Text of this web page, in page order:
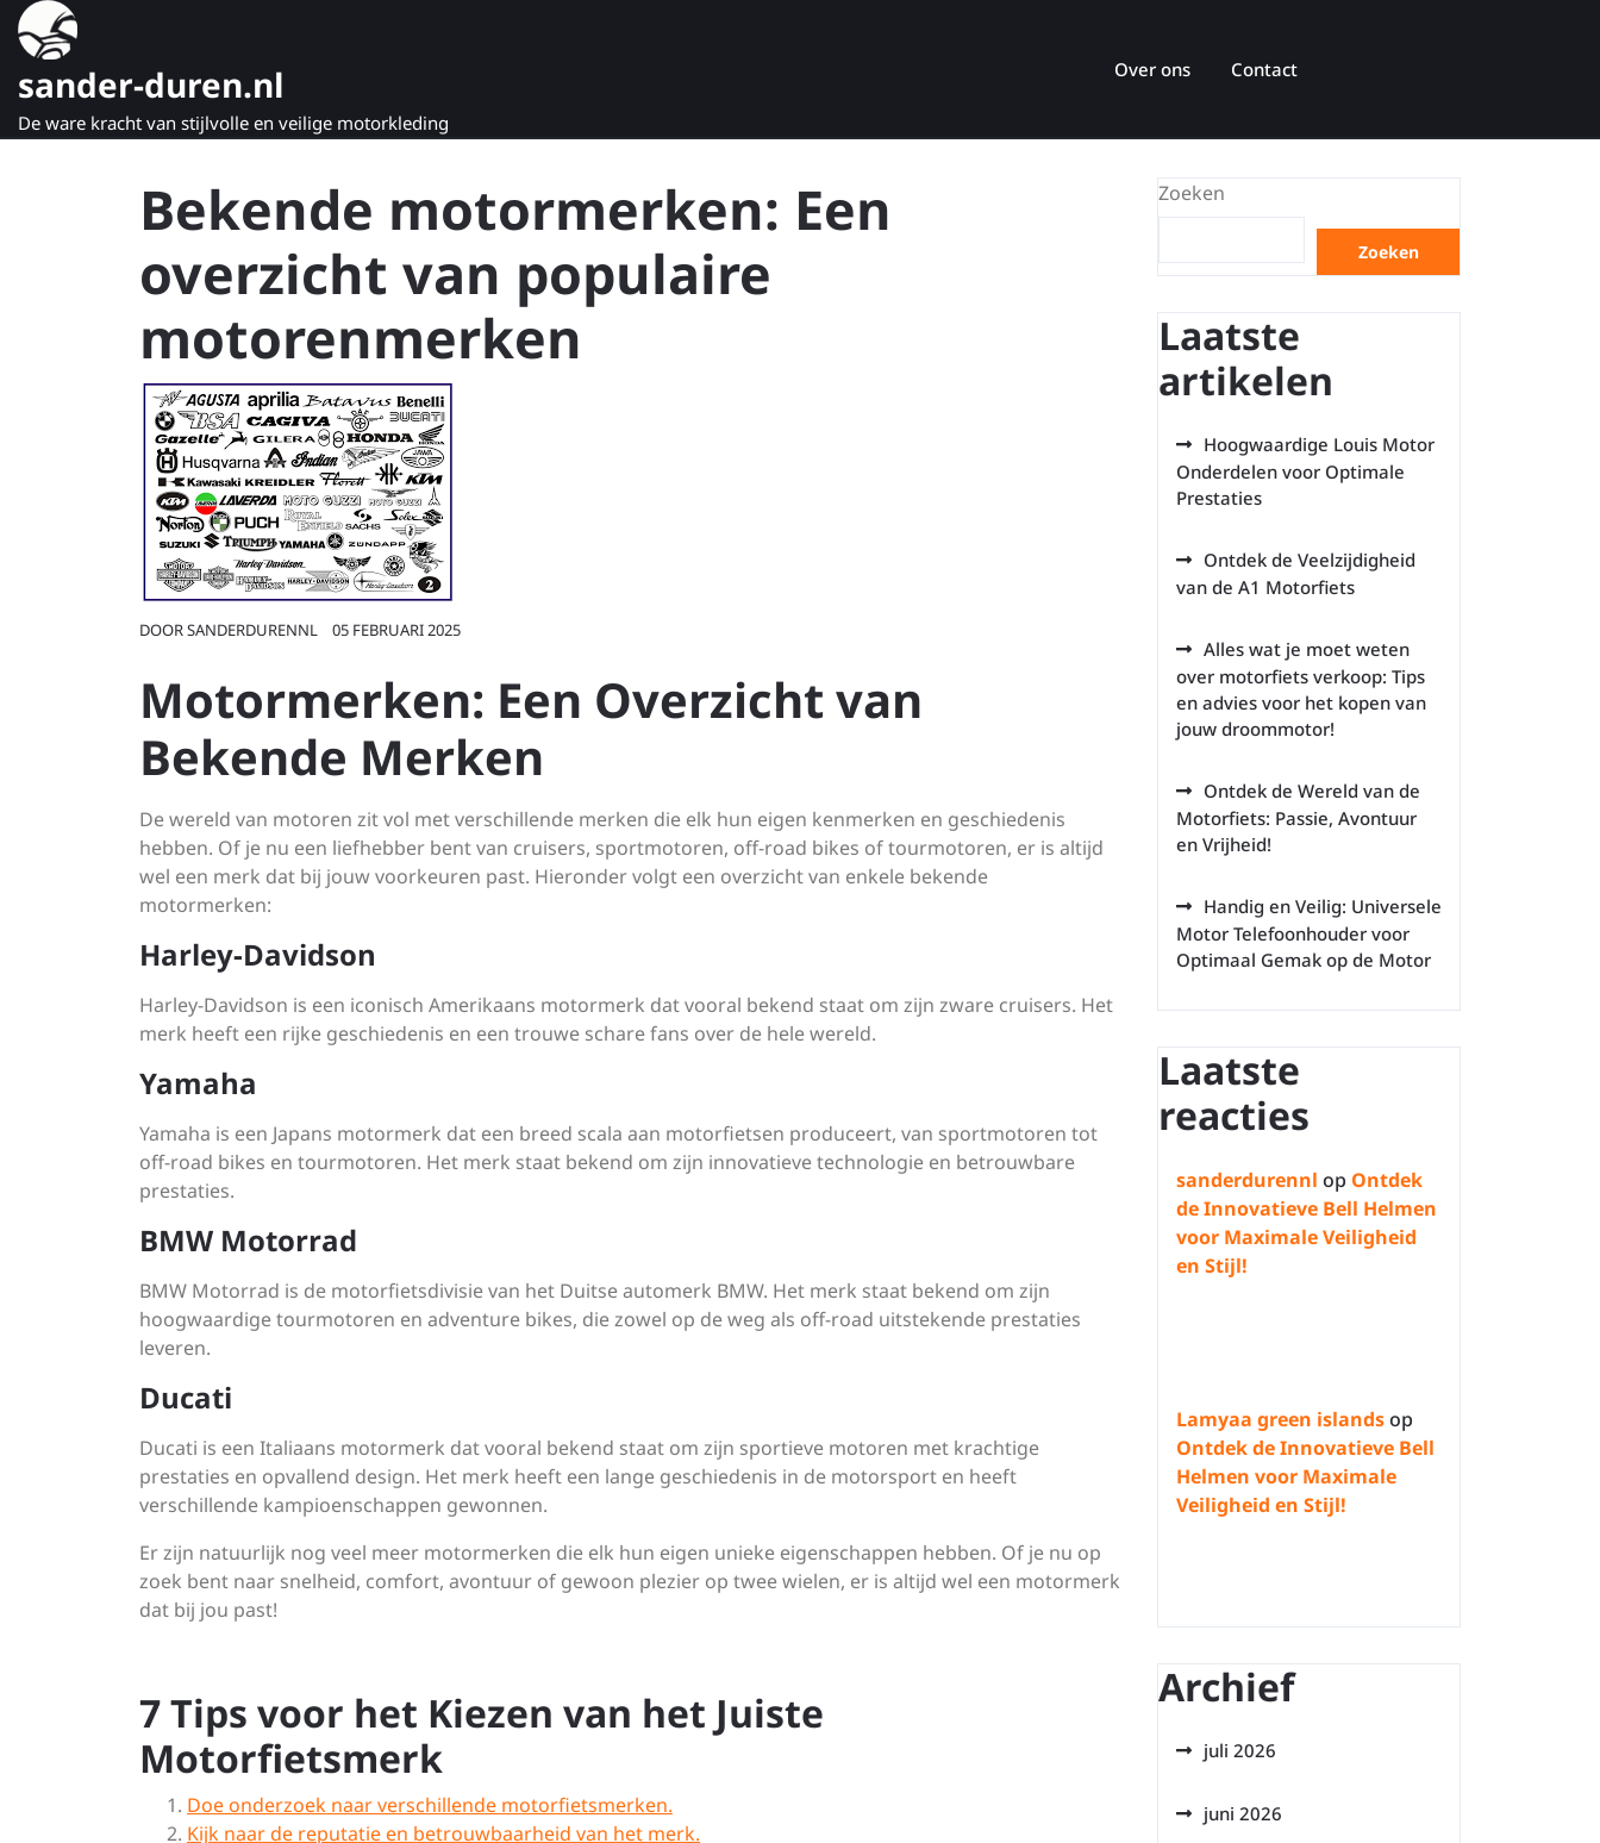
Naar
de
gaansander-duren.nl
De ware kracht van stijlvolle en veilige motorkleding
Over ons Contact
Bekende motormerken: Een
overzicht van populaire
motorenmerken
DOORSANDERDURENNL 05 FEBRUARI 2025
Motormerken: Een Overzicht van
Bekende Merken
De wereld van motoren zit vol met verschillende merken die elk hun eigen kenmerken en geschiedenis
hebben. Of je nu een liefhebber bent van cruisers, sportmotoren, off-road bikes of tourmotoren, er is altijd
wel een merk dat bij jouw voorkeuren past. Hieronder volgt een overzicht van enkele bekende
motormerken:
Harley-Davidson
Harley-Davidson is een iconisch Amerikaans motormerk dat vooral bekend staat om zijn zware cruisers. Het
merk heeft een rijke geschiedenis en een trouwe schare fans over de hele wereld.
Yamaha
Yamaha is een Japans motormerk dat een breed scala aan motorfietsen produceert, van sportmotoren tot
off-road bikes en tourmotoren. Het merk staat bekend om zijn innovatieve technologie en betrouwbare
prestaties.
BMW Motorrad
BMW Motorrad is de motorfietsdivisie van het Duitse automerk BMW. Het merk staat bekend om zijn
hoogwaardige tourmotoren en adventure bikes, die zowel op de weg als off-road uitstekende prestaties
leveren.
Ducati
Ducati is een Italiaans motormerk dat vooral bekend staat om zijn sportieve motoren met krachtige
prestaties en opvallend design. Het merk heeft een lange geschiedenis in de motorsport en heeft
verschillende kampioenschappen gewonnen.
Er zijn natuurlijk nog veel meer motormerken die elk hun eigen unieke eigenschappen hebben. Of je nu op
zoek bent naar snelheid, comfort, avontuur of gewoon plezier op twee wielen, er is altijd wel een motormerk
dat bij jou past!
7 Tips voor het Kiezen van het Juiste
Motorfietsmerk
Doe onderzoek naar verschillende motorfietsmerken.
Kijk naar de reputatie en betrouwbaarheid van het merk.
Zoeken
Zoeken
Laatste
artikelen
Hoogwaardige Louis Motor
Onderdelen voor Optimale
Prestaties
Ontdek de Veelzijdigheid
van de A1 Motorfiets
Alles wat je moet weten
over motorfiets verkoop: Tips
en advies voor het kopen van
jouw droommotor!
Ontdek de Wereld van de
Motorfiets: Passie, Avontuur
en Vrijheid!
Handig en Veilig: Universele
Motor Telefoonhouder voor
Optimaal Gemak op de Motor
Laatste
reacties
sanderdurennl op Ontdek
de Innovatieve Bell Helmen
voor Maximale Veiligheid
en Stijl!
Lamyaa green islandsop
Ontdek de Innovatieve Bell
Helmen voor Maximale
Veiligheid en Stijl!
Archief
juli 2026
juni 2026